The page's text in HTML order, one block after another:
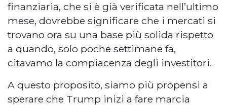
finanziaria, che si è già verificata nell’ultimo
mese, dovrebbe significare che i mercati si
trovano ora su una base più solida rispetto
a quando, solo poche settimane fa,
citavamo la compiacenza degli investitori.
A questo proposito, siamo più propensi a
sperare che Trump inizi a fare marcia